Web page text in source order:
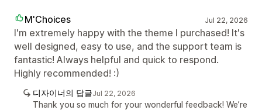
M'Choices Jul 22, 2026
I'm extremely happy with the theme I purchased! It's
well designed, easy to use, and the support team is
fantastic! Always helpful and quick to respond.
Highly recommended! :)
디자이너의 답글Jul 22, 2026
Thank you so much for your wonderful feedback! We’re